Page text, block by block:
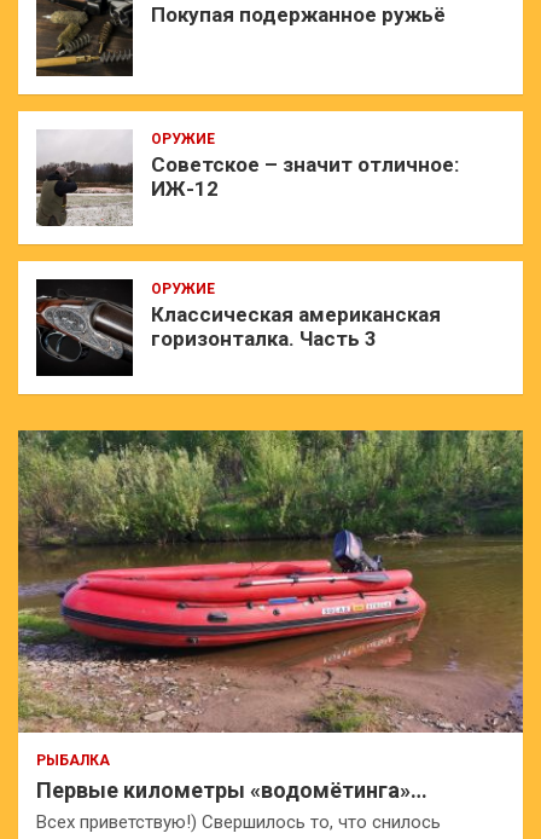
Покупая подержанное ружьё
ОРУЖИЕ
Советское – значит отличное:
ИЖ-12
ОРУЖИЕ
Классическая американская
горизонталка. Часть 3
РЫБАЛКА
Первые километры «водомётинга»…
Всех приветствую!) Свершилось то, что снилось